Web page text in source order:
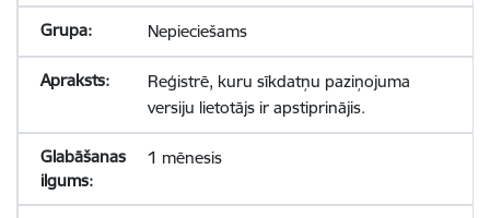
Nepieciešams
Reģistrē, kuru sīkdatņu paziņojuma
versiju lietotājs ir apstiprinājis.
1 mēnesis